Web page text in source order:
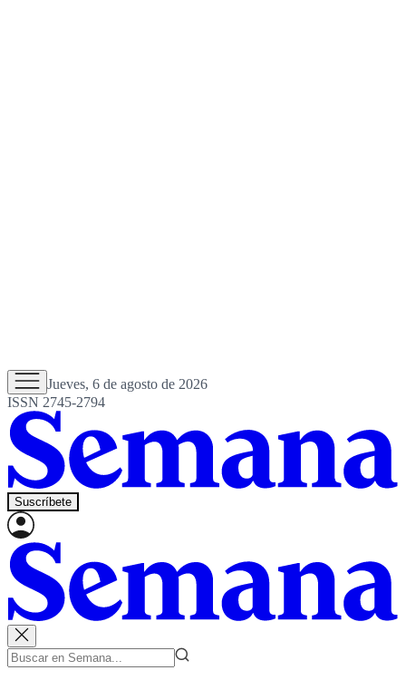
Jueves, 6 de agosto de 2026
ISSN 2745-2794
Suscríbete